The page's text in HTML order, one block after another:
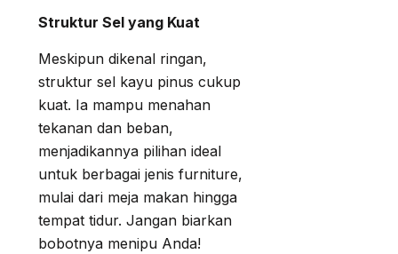
Struktur Sel yang Kuat
Meskipun dikenal ringan,
struktur sel kayu pinus cukup
kuat. Ia mampu menahan
tekanan dan beban,
menjadikannya pilihan ideal
untuk berbagai jenis furniture,
mulai dari meja makan hingga
tempat tidur. Jangan biarkan
bobotnya menipu Anda!